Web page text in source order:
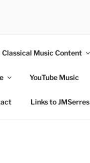
Classical Music Content
YouTube Music
Links to JMSerres